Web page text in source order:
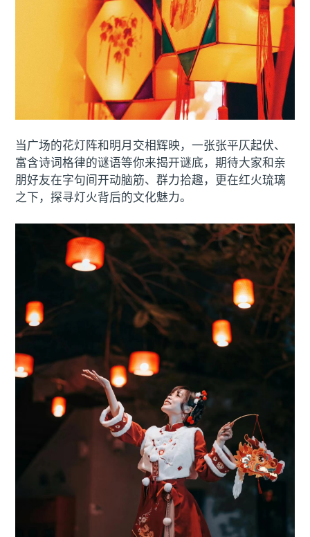
当广场的花灯阵和明月交相辉映，一张张平仄起伏、
富含诗词格律的谜语等你来揭开谜底，期待大家和亲
朋好友在字句间开动脑筋、群力拾趣，更在红火琉璃
之下，探寻灯火背后的文化魅力。